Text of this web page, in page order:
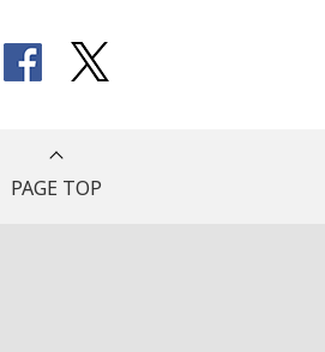
PAGE TOP